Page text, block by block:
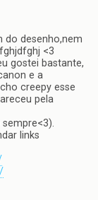
do desenho,nem
<3
gostei bastante,
e a
creepy esse
pela
links